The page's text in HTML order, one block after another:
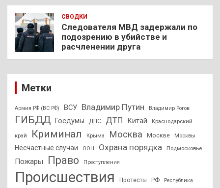
СВОДКИ
Следователя МВД задержали по
подозрению в убийстве и
расчленении друга
Метки
Армия РФ (ВС РФ) ВСУ Владимир Путин Владимир Рогов
ГИБДД Госдумы ДПС ДТП Китай Краснодарский
край Криминал Крыма Москва Москве Москвы
Несчастные случаи ООН Охрана порядка Подмосковье
Пожары Право Преступления
Происшествия Протесты РФ Республика